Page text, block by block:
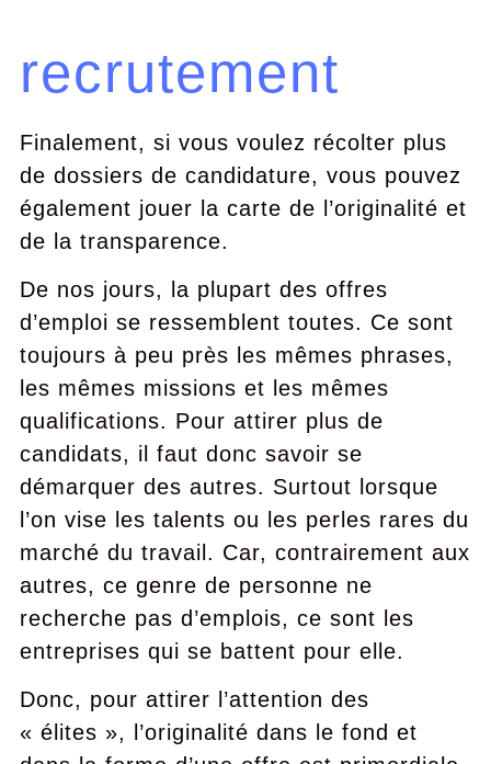
recrutement
Finalement, si vous voulez récolter plus
de dossiers de candidature, vous pouvez
également jouer la carte de l’originalité et
de la transparence.
De nos jours, la plupart des offres
d’emploi se ressemblent toutes. Ce sont
toujours à peu près les mêmes phrases,
les mêmes missions et les mêmes
qualifications. Pour attirer plus de
candidats, il faut donc savoir se
démarquer des autres. Surtout lorsque
l’on vise les talents ou les perles rares du
marché du travail. Car, contrairement aux
autres, ce genre de personne ne
recherche pas d’emplois, ce sont les
entreprises qui se battent pour elle.
Donc, pour attirer l’attention des
« élites », l’originalité dans le fond et